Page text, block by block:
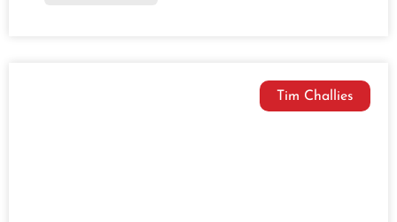
Tim Challies